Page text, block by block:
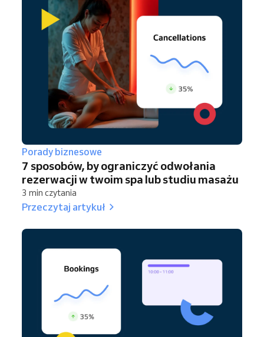
Porady biznesowe
7 sposobów, by ograniczyć odwołania
rezerwacji w twoim spa lub studiu masażu
3 min czytania
Przeczytaj artykuł